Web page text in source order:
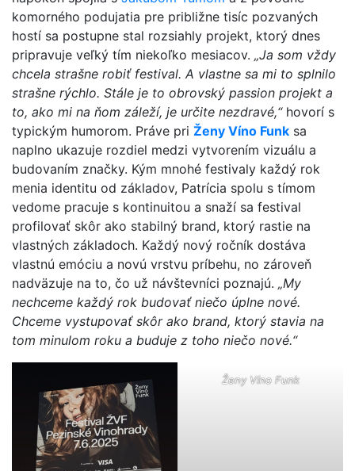
komorného podujatia pre približne tisíc pozvaných
hostí sa postupne stal rozsiahly projekt, ktorý dnes
pripravuje veľký tím niekoľko mesiacov. „Ja som vždy
chcela strašne robiť festival. A vlastne sa mi to splnilo
strašne rýchlo. Stále je to obrovský passion projekt a
to, ako mi na ňom záleží, je určite nezdravé,“hovorí s
typickým humorom. Práve pri Ženy Víno Funk sa
naplno ukazuje rozdiel medzi vytvorením vizuálu a
budovaním značky. Kým mnohé festivaly každý rok
menia identitu od základov, Patrícia spolu s tímom
vedome pracuje s kontinuitou a snaží sa festival
profilovať skôr ako stabilný brand, ktorý rastie na
vlastných základoch. Každý nový ročník dostáva
vlastnú emóciu a novú vrstvu príbehu, no zároveň
nadväzuje na to, čo už návštevníci poznajú. „My
nechceme každý rok budovať niečo úplne nové.
Chceme vystupovať skôr ako brand, ktorý stavia na
tom minulom roku a buduje z toho niečo nové.“
Ženy Víno Funk